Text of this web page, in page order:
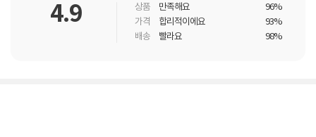
4.9 상품 만족해요
96%
가격
합리적이에요
93%
배송
빨라요 98%